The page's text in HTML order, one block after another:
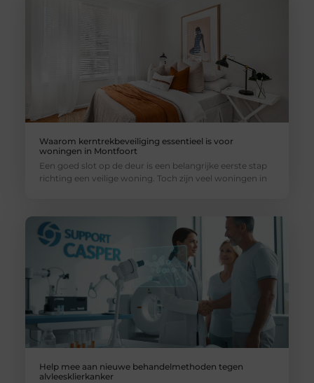
Waarom kerntrekbeveiliging essentieel is voor
woningen in Montfoort
Een goed slot op de deur is een belangrijke eerste stap
richting een veilige woning. Toch zijn veel woningen in
Help mee aan nieuwe behandelmethoden tegen
alvleesklierkanker